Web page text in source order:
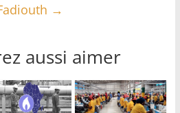
→
aussi aimer